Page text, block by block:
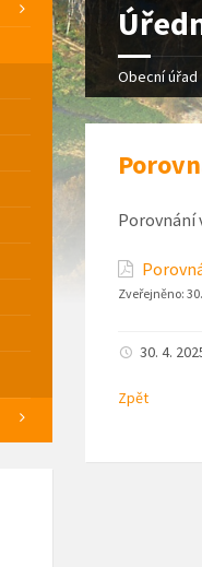
Obecní úřad
Porovnání
Zveřejněno:
30. 4.
Zpět